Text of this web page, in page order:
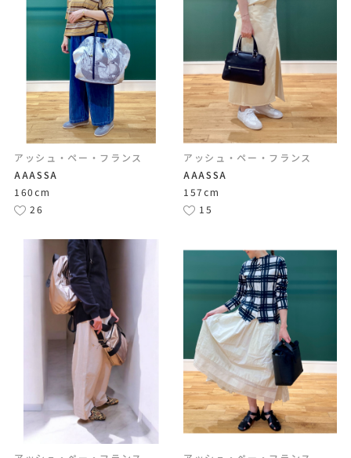
アッシュ・ペー・フランス
AAASSA
160cm
26
アッシュ・ペー・フランス
AAASSA
157cm
15